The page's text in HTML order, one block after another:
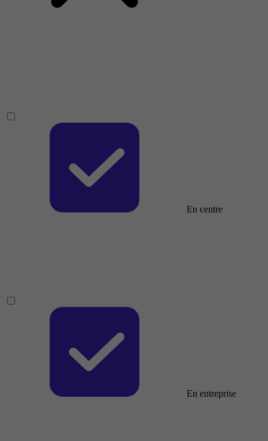
En centre
En entreprise